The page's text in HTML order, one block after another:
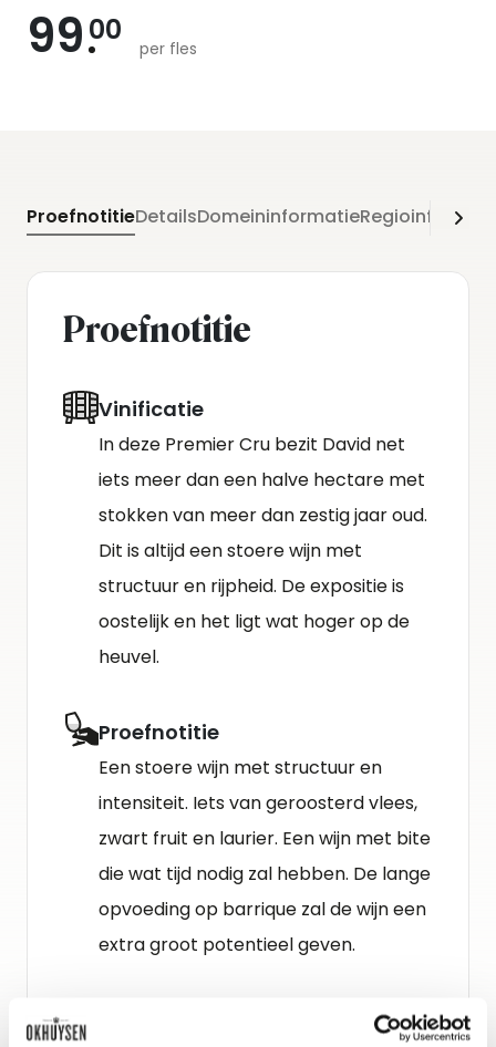
99 00
per fles
ProefnotitieDetailsDomeininformatie
Proefnotitie
Vinificatie
In deze Premier Cru bezit David net
iets meer dan een halve hectare met
stokken van meer dan zestig jaar oud.
Dit is altijd een stoere wijn met
structuur en rijpheid. De expositie is
oostelijk en het ligt wat hoger op de
heuvel.
Proefnotitie
Een stoere wijn met structuur en
intensiteit. Iets van geroosterd vlees,
zwart fruit en laurier. Een wijn met bite
die wat tijd nodig zal hebben. De lange
opvoeding op barrique zal de wijn een
extra groot potentieel geven.